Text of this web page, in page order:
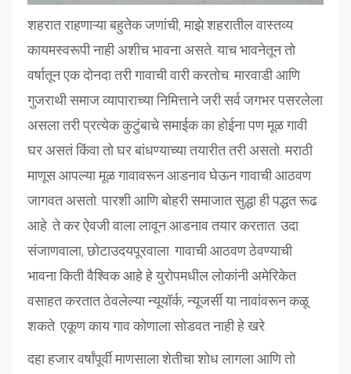
शहरात राहणाऱ्या बहुतेक जणांची, माझे शहरातील वास्तव्य
कायमस्वरूपी नाही अशीच भावना असते. याच भावनेतून तो
वर्षातून एक दोनदा तरी गावाची वारी करतोच. मारवाडी आणि
गुजराथी समाज व्यापाराच्या निमित्ताने जरी सर्व जगभर पसरलेला
असला तरी प्रत्येक कुटुंबाचे समाईक का होईना पण मूळ गावी
घर असतं किंवा तो घर बांधण्याच्या तयारीत तरी असतो. मराठी
माणूस आपल्या मूळ गावावरून आडनाव घेऊन गावाची आठवण
जागवत असतो. पारशी आणि बोहरी समाजात सुद्धा ही पद्धत रूढ
आहे. ते कर ऐवजी वाला लावून आडनाव तयार करतात. उदा.
संजाणवाला, छोटाउदयपूरवाला. गावाची आठवण ठेवण्याची
भावना किती वैश्विक आहे हे युरोपमधील लोकांनी अमेरिकेत
वसाहत करतात ठेवलेल्या न्यूयॉर्क, न्यूजर्सी या नावांवरून कळू
शकते. एकूण काय गाव कोणाला सोडवत नाही हे खरे.
दहा हजार वर्षांपूर्वी माणसाला शेतीचा शोध लागला आणि तो